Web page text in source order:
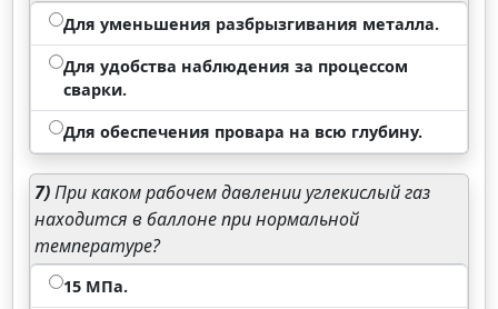
Для уменьшения разбрызгивания металла.
Для удобства наблюдения за процессом
сварки.
Для обеспечения провара на всю глубину.
7)При каком рабочем давлении углекислый газ
находится в баллоне при нормальной
температуре?
15 МПа.